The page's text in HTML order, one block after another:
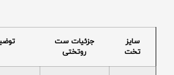
سایز
تخت
جزئیات ست
روتختی